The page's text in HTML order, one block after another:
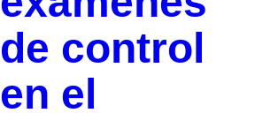
de control
en el